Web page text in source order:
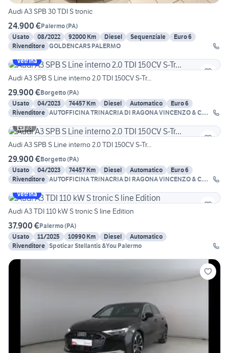
Audi A3 SPB 30 TDI S tronic
24.900 €Palermo(PA)
Usato
08/2022 92000 Km Diesel Sequenziale
Euro 6
Rivenditore GOLDENCARS PALERMO
Vetrina
Audi A3 SPB S Line interno 2.0 TDI 150CV S-Tr...
29.900 €Borgetto(PA)
Usato
04/2023 74457 Km Diesel Automatico
Euro 6
Rivenditore AUTOFFICINA TRINACRIA DI RAGONA VINCENZO & C.
23
Audi A3 SPB S Line interno 2.0 TDI 150CV S-Tr...
29.900 €Borgetto(PA)
Usato
04/2023 74457 Km Diesel Automatico
Euro 6
Rivenditore AUTOFFICINA TRINACRIA DI RAGONA VINCENZO & C.
Vetrina
Audi A3 TDI 110 kW S tronic S line Edition
37.900 €Palermo(PA)
Usato
11/2025 10990 Km Diesel
Automatico
Rivenditore Spoticar Stellantis &You Palermo